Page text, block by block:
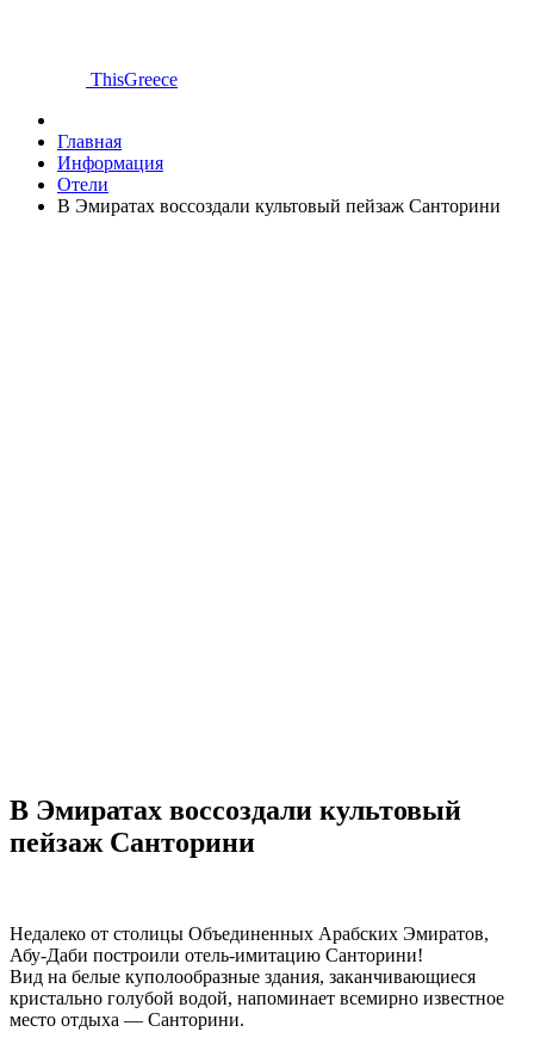
ThisGreece
Главная
Информация
Отели
В Эмиратах воссоздали культовый пейзаж Санторини
В Эмиратах воссоздали культовый
пейзаж Санторини
Недалеко от столицы Объединенных Арабских Эмиратов,
Абу-Даби построили отель-имитацию Санторини!
Вид на белые куполообразные здания, заканчивающиеся
кристально голубой водой, напоминает всемирно известное
место отдыха — Санторини.